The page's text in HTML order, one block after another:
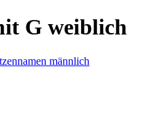
G weiblich
männlich